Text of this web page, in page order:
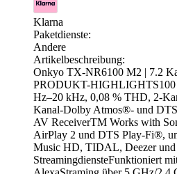
Klarna
Paketdienste:
Andere
Artikelbeschreibung:
Onkyo TX-NR6100 M2 | 7.2
PRODUKT-HIGHLIGHTS100
Hz–20 kHz, 0,08 % THD, 2-
Kanal-Dolby Atmos®- und
AV ReceiverTM Works with
AirPlay 2 und DTS Play-Fi®,
Music HD, TIDAL, Deezer und
StreamingdiensteFunktioniert